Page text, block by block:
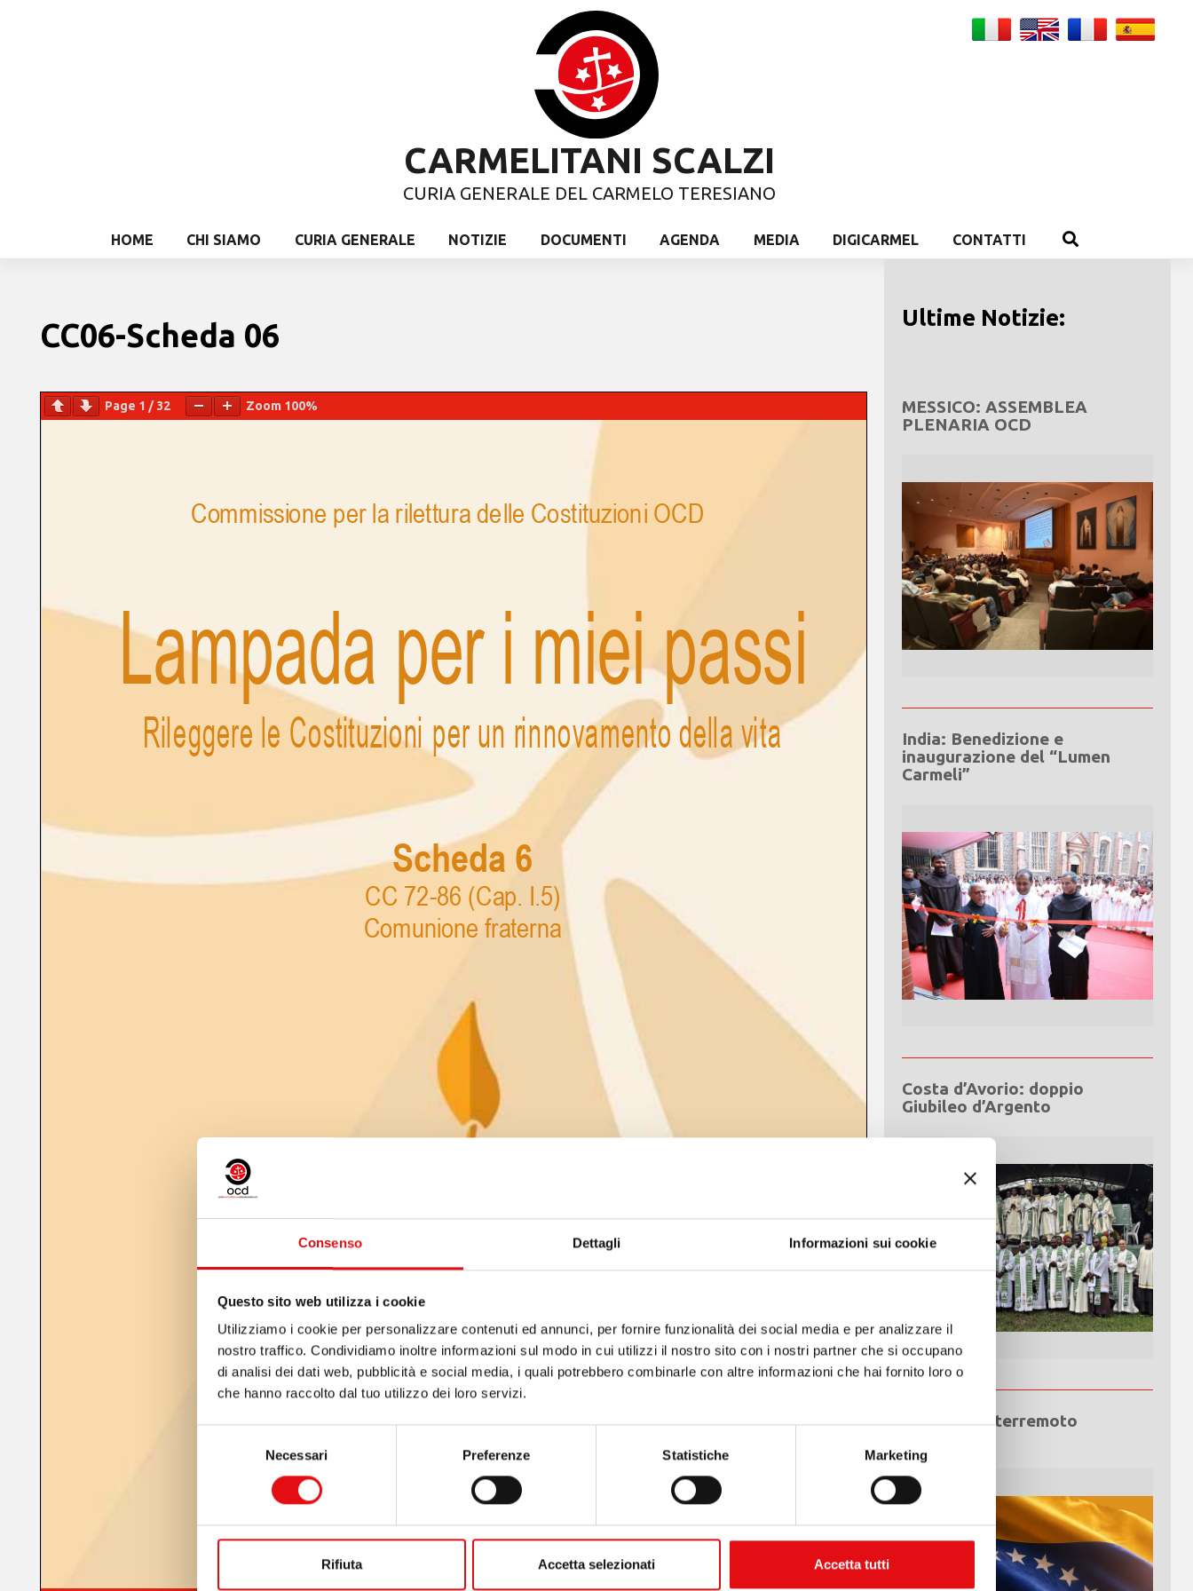
Consenso Dettagli Informazioni sui cookie
Questo sito web utilizza i cookie
Utilizziamo i cookie per personalizzare contenuti ed annunci, per fornire funzionalità dei social media e per analizzare il
nostro traffico. Condividiamo inoltre informazioni sul modo in cui utilizzi il nostro sito con i nostri partner che si occupano
di analisi dei dati web, pubblicità e social media, i quali potrebbero combinarle con altre informazioni che hai fornito loro o
che hanno raccolto dal tuo utilizzo dei loro servizi.
Necessari Preferenze Statistiche Marketing
Rifiuta Accetta selezionati Accetta tutti
CARMELITANI SCALZI
CURIA GENERALE DEL CARMELO TERESIANO
HOME CHI SIAMO CURIA GENERALE NOTIZIE DOCUMENTI AGENDA MEDIA DIGICARMEL CONTATTI
CC06-Scheda 06
Page 1 /32 Zoom 100%
Ultime Notizie:
MESSICO: ASSEMBLEA
PLENARIA OCD
India: Benedizione e
inaugurazione del “Lumen
Carmeli”
Costa d’Avorio: doppio
Giubileo d’Argento
Emergenza terremoto